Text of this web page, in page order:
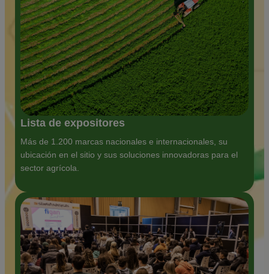
Lista de expositores
Más de 1.200 marcas nacionales e internacionales, su
ubicación en el sitio y sus soluciones innovadoras para el
sector agrícola.